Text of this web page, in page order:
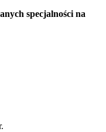
specjalności na